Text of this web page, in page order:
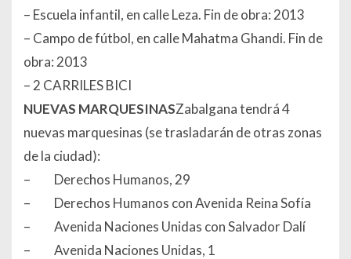
– Escuela infantil, en calle Leza. Fin de obra: 2013
– Campo de fútbol, en calle Mahatma Ghandi. Fin de
obra: 2013
– 2 CARRILES BICI
NUEVAS MARQUESINASZabalgana tendrá 4
nuevas marquesinas (se trasladarán de otras zonas
de la ciudad):
– Derechos Humanos, 29
– Derechos Humanos con Avenida Reina Sofía
– Avenida Naciones Unidas con Salvador Dalí
– Avenida Naciones Unidas, 1